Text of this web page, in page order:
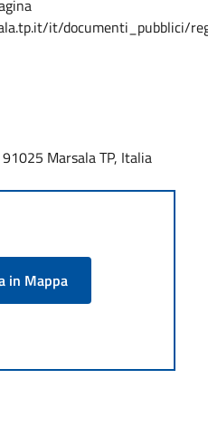
it/documenti_pubblici/
Marsala TP, Italia
in Mappa